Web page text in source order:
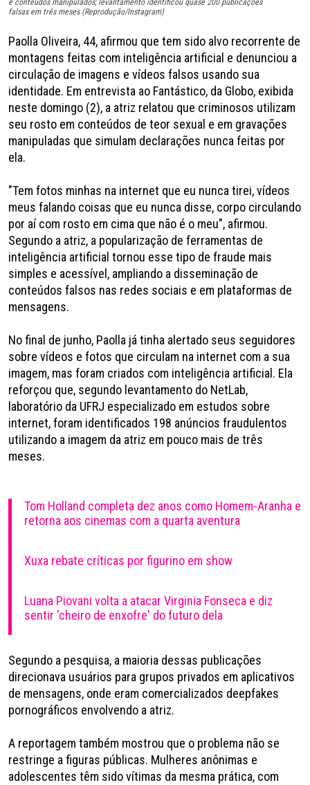
e conteúdos manipulados; levantamento identificou quase 200 publicações
falsas em três meses (Reprodução/Instagram)
Paolla Oliveira, 44, afirmou que tem sido alvo recorrente de
montagens feitas com inteligência artificial e denunciou a
circulação de imagens e vídeos falsos usando sua
identidade. Em entrevista ao Fantástico, da Globo, exibida
neste domingo (2), a atriz relatou que criminosos utilizam
seu rosto em conteúdos de teor sexual e em gravações
manipuladas que simulam declarações nunca feitas por
ela.
"Tem fotos minhas na internet que eu nunca tirei, vídeos
meus falando coisas que eu nunca disse, corpo circulando
por aí com rosto em cima que não é o meu", afirmou.
Segundo a atriz, a popularização de ferramentas de
inteligência artificial tornou esse tipo de fraude mais
simples e acessível, ampliando a disseminação de
conteúdos falsos nas redes sociais e em plataformas de
mensagens.
No final de junho, Paolla já tinha alertado seus seguidores
sobre vídeos e fotos que circulam na internet com a sua
imagem, mas foram criados com inteligência artificial. Ela
reforçou que, segundo levantamento do NetLab,
laboratório da UFRJ especializado em estudos sobre
internet, foram identificados 198 anúncios fraudulentos
utilizando a imagem da atriz em pouco mais de três
meses.
Tom Holland completa dez anos como Homem-Aranha e
retorna aos cinemas com a quarta aventura
Xuxa rebate críticas por figurino em show
Luana Piovani volta a atacar Virginia Fonseca e diz
sentir 'cheiro de enxofre' do futuro dela
Segundo a pesquisa, a maioria dessas publicações
direcionava usuários para grupos privados em aplicativos
de mensagens, onde eram comercializados deepfakes
pornográficos envolvendo a atriz.
A reportagem também mostrou que o problema não se
restringe a figuras públicas. Mulheres anônimas e
adolescentes têm sido vítimas da mesma prática, com